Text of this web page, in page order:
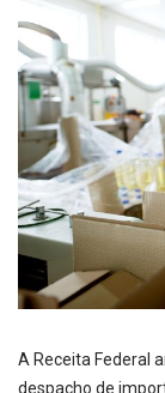
A Receita Federal
despacho de